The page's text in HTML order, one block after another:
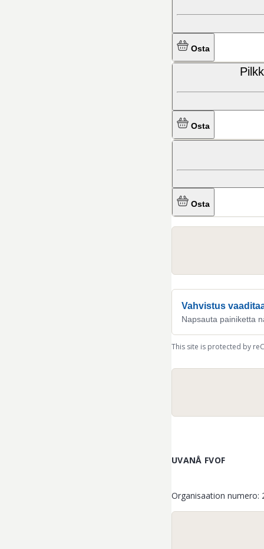
Osta
Osta
Osta
Vahvistus
Napsauta painiketta
This site is protected by
UVANÅ FVOF
Organisaation numero: